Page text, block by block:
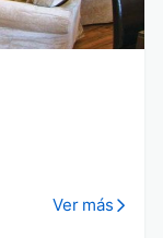
Ver más